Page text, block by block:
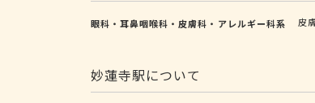
眼科・耳鼻咽喉科・皮膚科・アレルギー科系 皮
妙蓮寺駅について